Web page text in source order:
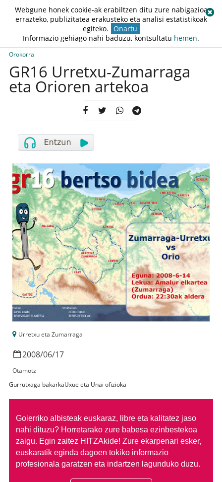
Orokorra
GR16 Urretxu-Zumarraga
eta Orioren artekoa
Urretxu eta Zumarraga
2008/06/17
Otamotz
Gurrutxaga bakarkaUxue eta Unai ofizioka
Goierriko albisteak euskaraz, libre eta kalitatez jaso
nahi dituzu? Horretarako zure babesa ezinbestekoa
zaigu. Egin zaitez HITZAkide! Zure ekarpenari esker,
euskaratik eginda dagoen tokiko informazio
profesionala garatzen eta indartzen lagunduko duzu.
Webgune honek cookie-ak erabiltzen ditu zure nabigazioa
errazteko, publizitatea erakusteko eta analisi estatistikoak
egiteko. Onartu
Informazio gehiago nahi baduzu, kontsultatu hemen.